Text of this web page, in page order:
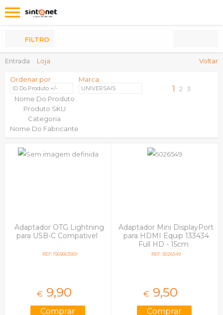
Entrada Loja Voltar
FILTRO
Ordenar por
ID Do Produto +/-
Nome Do Produto
Produto SKU
Categoria
Nome Do Fabricante
Marca:
UNIVERSAIS 1 2 3
Adaptador OTG Lightning
para USB-C Compativel
REF: 1565663569
€ 9,90
Adaptador Mini DisplayPort
para HDMI Equip 133434
Full HD - 15cm
REF: 5026549
€ 9,50